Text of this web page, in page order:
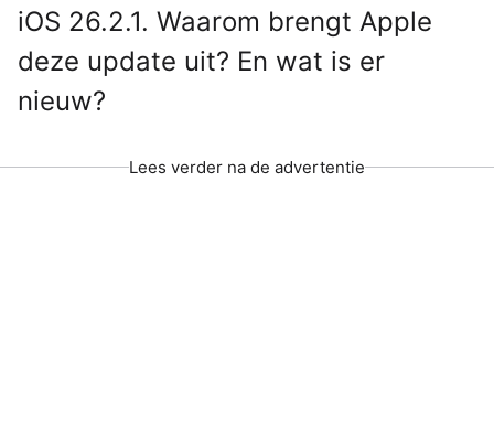
iOS 26.2.1. Waarom brengt Apple
deze update uit? En wat is er
nieuw?
Lees verder na de advertentie